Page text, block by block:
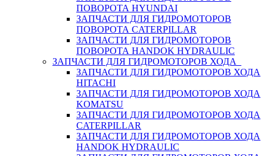
ПОВОРОТА HYUNDAI
ЗАПЧАСТИ ДЛЯ ГИДРОМОТОРОВ
ПОВОРОТА CATERPILLAR
ЗАПЧАСТИ ДЛЯ ГИДРОМОТОРОВ
ПОВОРОТА HANDOK HYDRAULIC
ЗАПЧАСТИ ДЛЯ ГИДРОМОТОРОВ ХОДА
ЗАПЧАСТИ ДЛЯ ГИДРОМОТОРОВ ХОДА
HITACHI
ЗАПЧАСТИ ДЛЯ ГИДРОМОТОРОВ ХОДА
KOMATSU
ЗАПЧАСТИ ДЛЯ ГИДРОМОТОРОВ ХОДА
CATERPILLAR
ЗАПЧАСТИ ДЛЯ ГИДРОМОТОРОВ ХОДА
HANDOK HYDRAULIC